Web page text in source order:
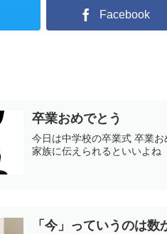
Facebook
卒業おめでとう
今日は中学校の卒業式 卒業
家族に伝えられるといいよね
「今」っていうのは